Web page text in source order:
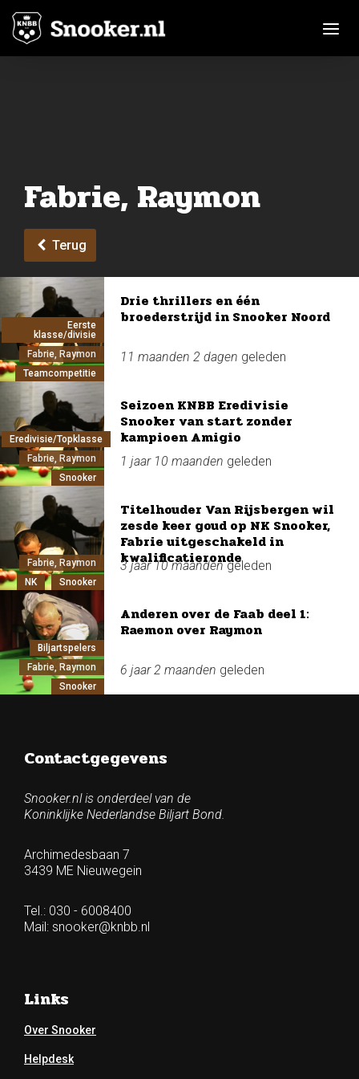
Fabrie, Raymon
Terug
Eerste
klasse/divisie
Fabrie, Raymon
Teamcompetitie
Drie thrillers en één
broederstrijd in Snooker Noord
11 maanden 2 dagen geleden
Eredivisie/Topklasse
Fabrie, Raymon
Snooker
Seizoen KNBB Eredivisie
Snooker van start zonder
kampioen Amigio
1 jaar 10 maanden geleden
Fabrie, Raymon
NK
Snooker
Titelhouder Van Rijsbergen wil
zesde keer goud op NK Snooker,
Fabrie uitgeschakeld in
kwalificatieronde
3 jaar 10 maandengeleden
Biljartspelers
Fabrie, Raymon
Snooker
Anderen over de Faab deel 1:
Raemon over Raymon
6 jaar 2 maanden geleden
Contactgegevens
Snooker.nl is onderdeel van de
Koninklijke Nederlandse Biljart Bond.
Archimedesbaan 7
3439 ME Nieuwegein
Tel.: 030 - 6008400
Mail: snooker@knbb.nl
Links
Over Snooker
Helpdesk